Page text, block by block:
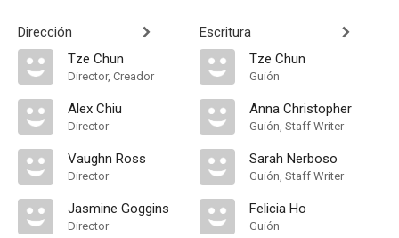
Dirección
Tze Chun
Director, Creador
Alex Chiu
Director
Vaughn Ross
Director
Jasmine Goggins
Director
Escritura
Tze Chun
Guión
Anna Christopher
Guión, Staff Writer
Sarah Nerboso
Guión, Staff Writer
Felicia Ho
Guión